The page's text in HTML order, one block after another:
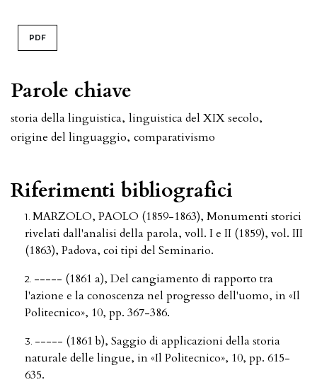
Parole chiave
storia della linguistica, linguistica del XIX secolo,
origine del linguaggio, comparativismo
PDF
Riferimenti bibliografici
MARZOLO, PAOLO (1859-1863), Monumenti storici
rivelati dall'analisi della parola, voll. I e II (1859), vol. III
(1863), Padova, coi tipi del Seminario.
----- (1861 a), Del cangiamento di rapporto tra
l'azione e la conoscenza nel progresso dell'uomo, in «Il
Politecnico», 10, pp. 367-386.
----- (1861 b), Saggio di applicazioni della storia
naturale delle lingue, in «Il Politecnico», 10, pp. 615-
635.